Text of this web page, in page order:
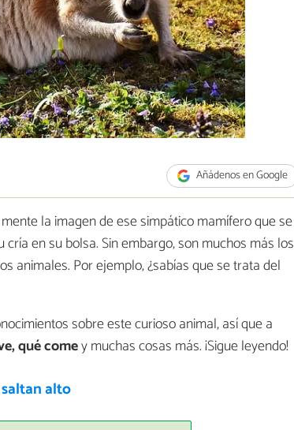
Añádenos en Google
la imagen de ese simpático mamífero que se
en su bolsa. Sin embargo, son muchos más los
animales. Por ejemplo, ¿sabías que se trata del
sobre este curioso animal, así que a
qué comey muchas cosas más. ¡Sigue leyendo!
alto